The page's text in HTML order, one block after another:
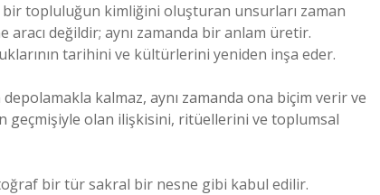
topluluğun kimliğini oluşturan unsurları zaman
değildir; aynı zamanda bir anlam üretir.
tarihini ve kültürlerini yeniden inşa eder.
kalmaz, aynı zamanda ona biçim verir ve
geçmişiyle olan ilişkisini, ritüellerini ve toplumsal
bir tür sakral bir nesne gibi kabul edilir.